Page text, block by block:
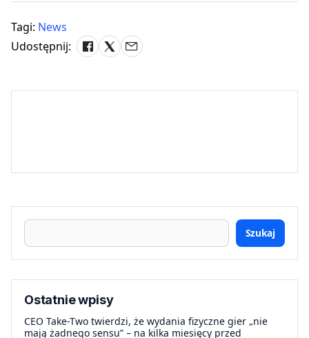
Tagi: News
Udostępnij:
Szukaj
Ostatnie wpisy
CEO Take-Two twierdzi, że wydania fizyczne gier „nie
mają żadnego sensu” – na kilka miesięcy przed